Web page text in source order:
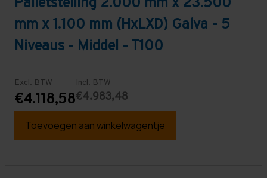
mm x 1.100 mm (HxLXD) Galva - 5
Niveaus - Middel - T100
Excl. BTW
€4.118,58
Incl. BTW
€4.983,48
Toevoegen aan winkelwagentje